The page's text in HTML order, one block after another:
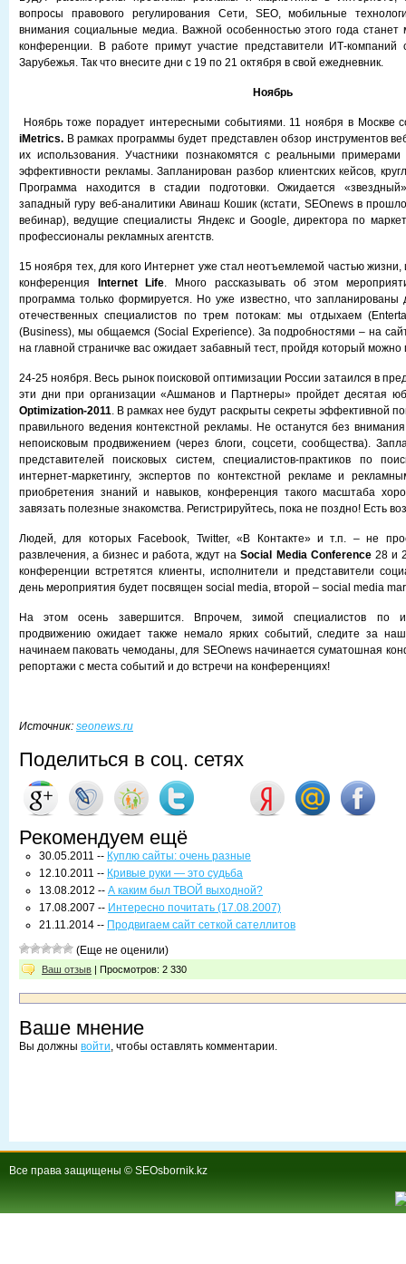
вопросы правового регулирования Сети, SEO, мобильные
внимания социальные медиа. Важной особенностью этого года станет
конференции. В работе примут участие представители ИТ-
Зарубежья. Так что внесите дни с 19 по 21 октября в свой ежедневник.
Ноябрь
Ноябрь тоже порадует интересными событиями. 11 ноября в Москве
iMetrics. В рамках программы будет представлен обзор инструментов
их использования. Участники познакомятся с реальными
эффективности рекламы. Запланирован разбор клиентских кейсов,
Программа находится в стадии подготовки. Ожидается
западный гуру веб-аналитики Авинаш Кошик (кстати, SEOnews в
вебинар), ведущие специалисты Яндекс и Google, директора по
профессионалы рекламных агентств.
15 ноября тех, для кого Интернет уже стал неотъемлемой частью жизни,
конференция
Internet Life. Много рассказывать об этом
программа только формируется. Но уже известно, что
отечественных специалистов по трем потокам: мы отдыхаем
(Business), мы общаемся (Social Experience). За подробностями – на
на главной страничке вас ожидает забавный тест, пройдя который можно
24-25 ноября. Весь рынок поисковой оптимизации России затаился в
эти дни при организации «Ашманов и Партнеры» пройдет десятая
Optimization-2011. В рамках нее будут раскрыты секреты эффективной
правильного ведения контекстной рекламы. Не останутся без
непоисковым продвижением (через блоги, соцсети, сообщества).
представителей поисковых систем, специалистов-практиков по
интернет-маркетингу, экспертов по контекстной рекламе и
приобретения знаний и навыков, конференция такого масштаба
завязать полезные знакомства. Регистрируйтесь, пока не поздно! Есть
Людей, для которых Facebook, Twitter, «В Контакте» и т.п. – не
развлечения, а бизнес и работа, ждут наSocial Media Conference28 и
конференции встретятся клиенты, исполнители и представители
день мероприятия будет посвящен social media, второй – social media
На этом осень завершится. Впрочем, зимой специалистов по
продвижению ожидает также немало ярких событий, следите за
начинаем паковать чемоданы, для SEOnews начинается суматошная
репортажи с места событий и до встречи на конференциях!
Источник: seonews.ru
Поделиться в соц. сетях
Рекомендуем ещё
30.05.2011 -- Куплю сайты: очень разные
12.10.2011 -- Кривые руки — это судьба
13.08.2012 -- А каким был ТВОЙ выходной?
17.08.2007 -- Интересно почитать (17.08.2007)
21.11.2014 -- Продвигаем сайт сеткой сателлитов
(Еще не оценили)
Ваш отзыв | Просмотров: 2 330
Ваше мнение
Вы должны войти, чтобы оставлять комментарии.
Все права защищены © SEOsbornik.kz